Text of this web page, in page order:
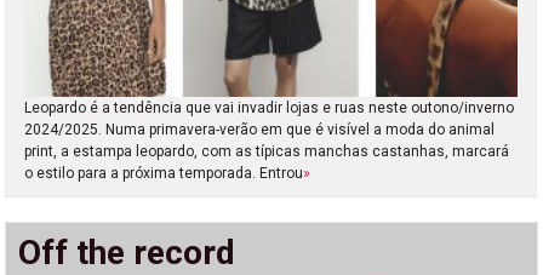
Leopardo é a tendência que vai invadir lojas e ruas neste outono/inverno
2024/2025. Numa primavera-verão em que é visível a moda do animal
print, a estampa leopardo, com as típicas manchas castanhas, marcará
o estilo para a próxima temporada. Entrou»
Off the record